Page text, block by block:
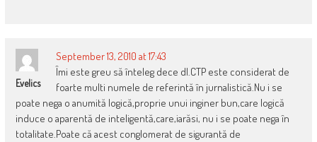
Evelics
September 13, 2010 at 17:43
Îmi este greu să înteleg dece dl.CTP este considerat de
foarte multi numele de referintă în jurnalistică.Nu i se
poate nega o anumită logică,proprie unui inginer bun,care logică
induce o aparentă de inteligentă,care,iarăsi, nu i se poate nega în
totalitate.Poate că acest conglomerat de sigurantă de